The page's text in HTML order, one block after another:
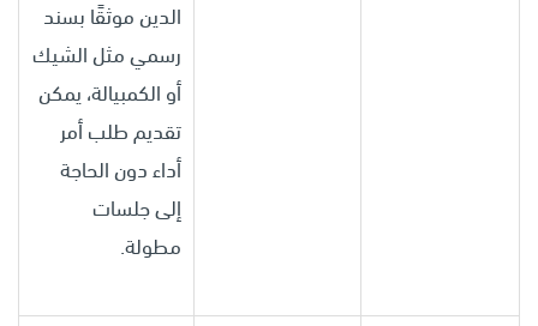
الدين موثقًا بسند
رسمي مثل الشيك
أو الكمبيالة، يمكن
تقديم طلب أمر
أداء دون الحاجة
إلى جلسات
مطولة.